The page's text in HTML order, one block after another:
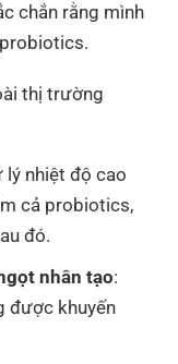
chắn rằng mình
thị trường
lý nhiệt độ cao
cả probiotics,
đó.
nhân tạo:
được khuyến